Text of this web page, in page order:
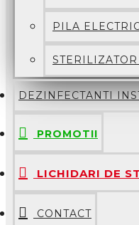
PILA
DEZINFECTANTI
PROMOTII
LICHIDARI DE
CONTACT